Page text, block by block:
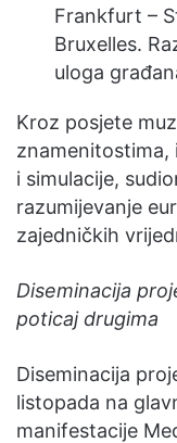
Frankfurt –
Bruxelles.
uloga
Kroz posjete
znamenitostima,
i simulacije,
razumijevanje
zajedničkih
Diseminacija
poticaj drugima
Diseminacija
listopada na
manifestacije